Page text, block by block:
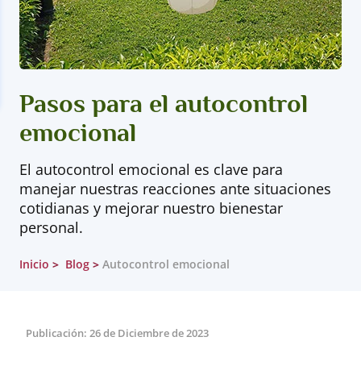
Pasos para el autocontrol
emocional
El autocontrol emocional es clave para
manejar nuestras reacciones ante situaciones
cotidianas y mejorar nuestro bienestar
personal.
Inicio Blog Autocontrol emocional
Publicación: 26 de Diciembre de 2023